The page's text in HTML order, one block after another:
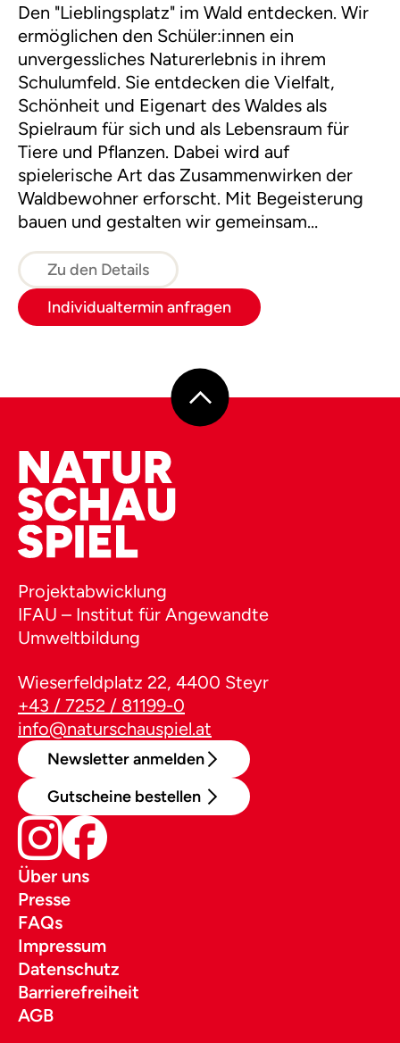
Den "Lieblingsplatz" im Wald entdecken. Wir
ermöglichen den Schüler:innen ein
unvergessliches Naturerlebnis in ihrem
Schulumfeld. Sie entdecken die Vielfalt,
Schönheit und Eigenart des Waldes als
Spielraum für sich und als Lebensraum für
Tiere und Pflanzen. Dabei wird auf
spielerische Art das Zusammenwirken der
Waldbewohner erforscht. Mit Begeisterung
bauen und gestalten wir gemeinsam
und Waldsofas, auf denen anschließend ein
Waldpicknick genossen wird.
Zu den Details
Individualtermin anfragen
Projektabwicklung
IFAU – Institut für Angewandte
Umweltbildung
Wieserfeldplatz 22, 4400 Steyr
+43 / 7252 / 81199-0
info@naturschauspiel.at
Newsletter anmelden
Gutscheine bestellen
Über uns
Presse
FAQs
Impressum
Datenschutz
Barrierefreiheit
AGB